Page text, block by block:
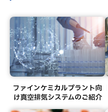
ファインケミカルプラント向
け真空排気システムのご紹介